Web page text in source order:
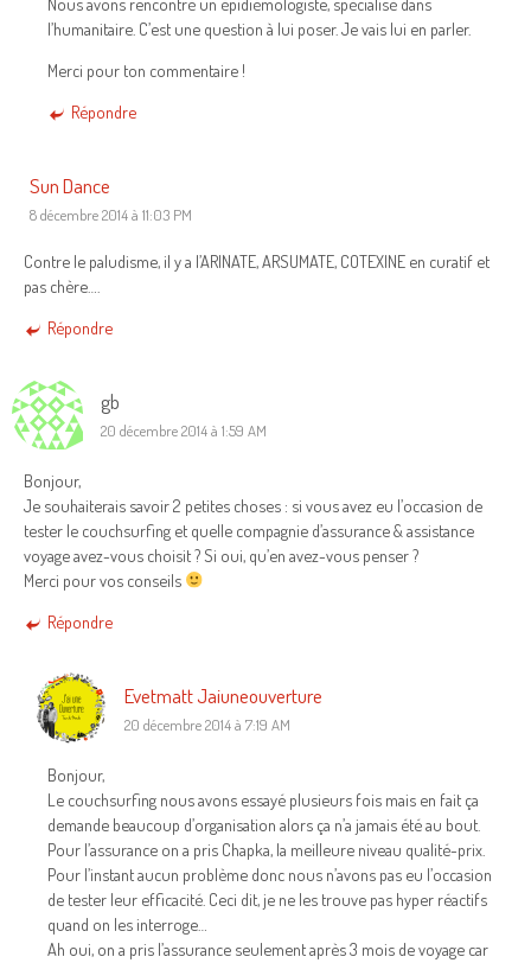
l’humanitaire. C’est une question à lui poser. Je vais lui en parler.
Merci pour ton commentaire !
Répondre
Sun Dance
8 décembre 2014 à 11:03 PM
Contre le paludisme, il y a l’ARINATE, ARSUMATE, COTEXINE en curatif et
pas chère….
Répondre
gb
20 décembre 2014 à 1:59 AM
Bonjour,
Je souhaiterais savoir 2 petites choses : si vous avez eu l’occasion de
tester le couchsurfing et quelle compagnie d’assurance & assistance
voyage avez-vous choisit ? Si oui, qu’en avez-vous penser ?
Merci pour vos conseils
Répondre
Evetmatt Jaiuneouverture
20 décembre 2014 à 7:19 AM
Bonjour,
Le couchsurfing nous avons essayé plusieurs fois mais en fait ça
demande beaucoup d’organisation alors ça n’a jamais été au bout.
Pour l’assurance on a pris Chapka, la meilleure niveau qualité-prix.
Pour l’instant aucun problème donc nous n’avons pas eu l’occasion
de tester leur efficacité. Ceci dit, je ne les trouve pas hyper réactifs
quand on les interroge…
Ah oui, on a pris l’assurance seulement après 3 mois de voyage car